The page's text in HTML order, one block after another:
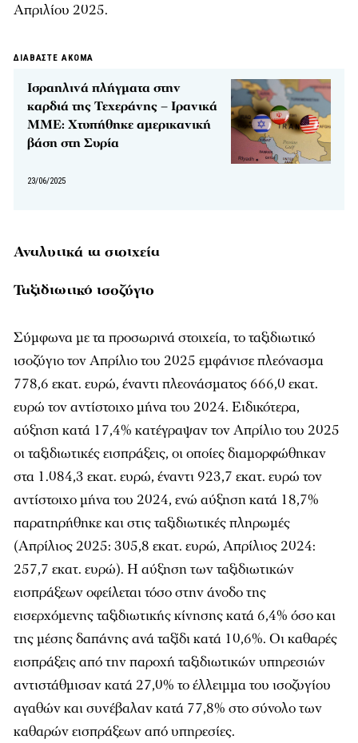
Απριλίου 2025.
ΔΙΑΒΑΣΤΕ ΑΚΟΜΑ
Ισραηλινά πλήγματα στην
καρδιά της Τεχεράνης – Ιρανικά
ΜΜΕ: Χτυπήθηκε αμερικανική
βάση στη Συρία
23/06/2025
Αναλυτικά τα στοιχεία
Ταξιδιωτικό ισοζύγιο
Σύμφωνα με τα προσωρινά στοιχεία, το ταξιδιωτικό
ισοζύγιο τον Απρίλιο του 2025 εμφάνισε πλεόνασμα
778,6 εκατ. ευρώ, έναντι πλεονάσματος 666,0 εκατ.
ευρώ τον αντίστοιχο μήνα του 2024. Ειδικότερα,
αύξηση κατά 17,4% κατέγραψαν τον Απρίλιο του 2025
οι ταξιδιωτικές εισπράξεις, οι οποίες διαμορφώθηκαν
στα 1.084,3 εκατ. ευρώ, έναντι 923,7 εκατ. ευρώ τον
αντίστοιχο μήνα του 2024, ενώ αύξηση κατά 18,7%
παρατηρήθηκε και στις ταξιδιωτικές πληρωμές
(Απρίλιος 2025: 305,8 εκατ. ευρώ, Απρίλιος 2024:
257,7 εκατ. ευρώ). Η αύξηση των ταξιδιωτικών
εισπράξεων οφείλεται τόσο στην άνοδο της
εισερχόμενης ταξιδιωτικής κίνησης κατά 6,4% όσο και
της μέσης δαπάνης ανά ταξίδι κατά 10,6%. Οι καθαρές
εισπράξεις από την παροχή ταξιδιωτικών υπηρεσιών
αντιστάθμισαν κατά 27,0% το έλλειμμα του ισοζυγίου
αγαθών και συνέβαλαν κατά 77,8% στο σύνολο των
καθαρών εισπράξεων από υπηρεσίες.